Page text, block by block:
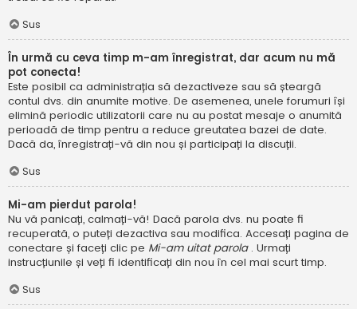
Sus
În urmă cu ceva timp m-am înregistrat, dar acum nu mă
pot conecta!
Este posibil ca administrația să dezactiveze sau să șteargă
contul dvs. din anumite motive. De asemenea, unele forumuri își
elimină periodic utilizatorii care nu au postat mesaje o anumită
perioadă de timp pentru a reduce greutatea bazei de date.
Dacă da, înregistrați-vă din nou și participați la discuții.
Sus
Mi-am pierdut parola!
Nu vă panicați, calmați-vă! Dacă parola dvs. nu poate fi
recuperată, o puteți dezactiva sau modifica. Accesați pagina de
conectare și faceți clic pe Mi-am uitat parola . Urmați
instrucțiunile și veți fi identificați din nou în cel mai scurt timp.
Sus